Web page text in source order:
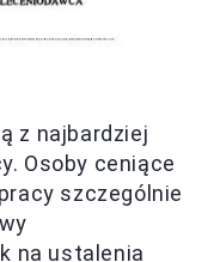
z najbardziej
Osoby ceniące
szczególnie
na ustalenia